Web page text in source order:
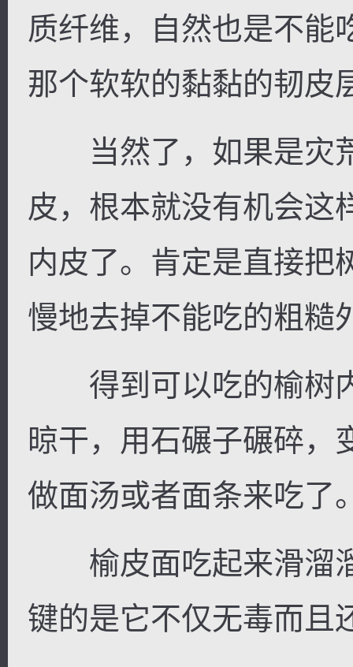
质纤维，自然也是不能
那个软软的黏黏的韧皮
当然了，如果是灾
皮，根本就没有机会这
内皮了。肯定是直接把
慢地去掉不能吃的粗糙
得到可以吃的榆树
晾干，用石碾子碾碎，
做面汤或者面条来吃了
榆皮面吃起来滑溜
键的是它不仅无毒而且